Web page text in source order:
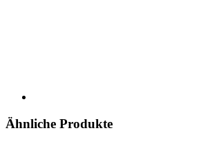
Ähnliche Produkte